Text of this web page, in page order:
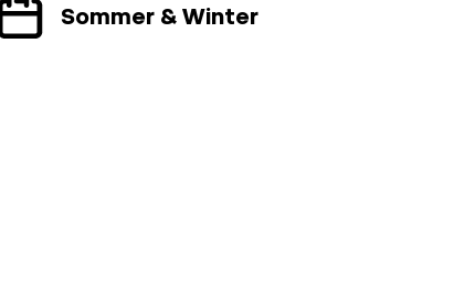
Sommer & Winter